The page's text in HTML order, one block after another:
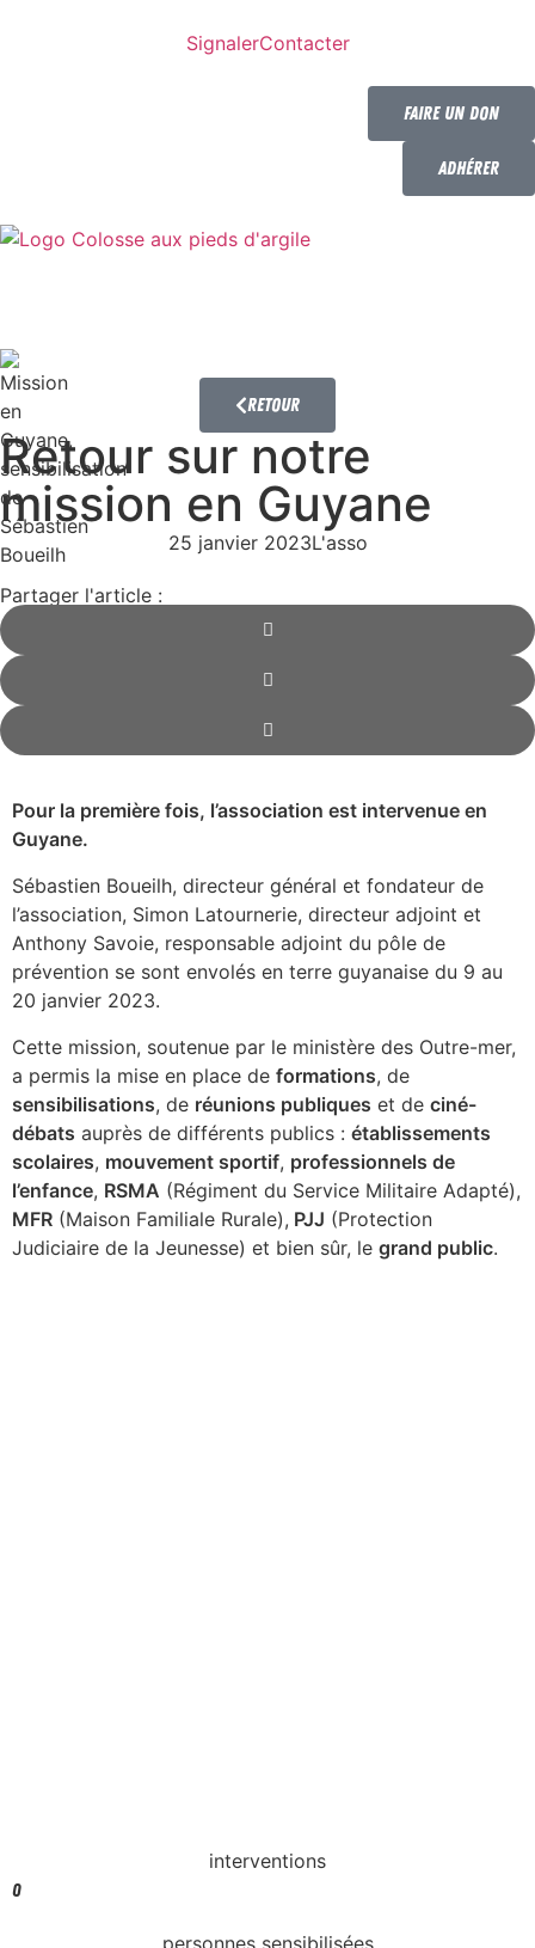
SignalerContacter
Faire un don
Adhérer
Retour
Retour sur notre
mission en Guyane
25 janvier 2023L'asso
Partager l'article :
Pour la première fois, l’association est intervenue en
Guyane.
Sébastien Boueilh, directeur général et fondateur de
l’association, Simon Latournerie, directeur adjoint et
Anthony Savoie, responsable adjoint du pôle de
prévention se sont envolés en terre guyanaise du 9 au
20 janvier 2023.
Cette mission, soutenue par le ministère des Outre-mer,
a permis la mise en place de formations, de
sensibilisations, de réunions publiques et de ciné-
débats auprès de différents publics : établissements
scolaires, mouvement sportif, professionnels de
l’enfance, RSMA (Régiment du Service Militaire Adapté),
MFR (Maison Familiale Rurale), PJJ (Protection
Judiciaire de la Jeunesse) et bien sûr, le grand public.
interventions
0
personnes sensibilisées